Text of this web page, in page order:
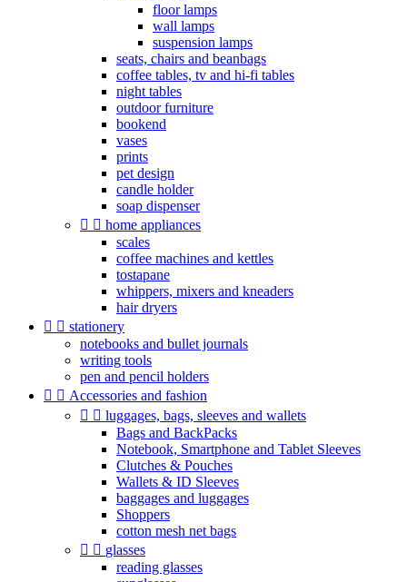
floor lamps
wall lamps
suspension lamps
seats, chairs and beanbags
coffee tables, tv and hi-fi tables
night tables
outdoor furniture
bookend
vases
prints
pet design
candle holder
soap dispenser
  home appliances
scales
coffee machines and kettles
tostapane
whippers, mixers and kneaders
hair dryers
  stationery
notebooks and bullet journals
writing tools
pen and pencil holders
  Accessories and fashion
  luggages, bags, sleeves and wallets
Bags and BackPacks
Notebook, Smartphone and Tablet Sleeves
Clutches & Pouches
Wallets & ID Sleeves
baggages and luggages
Shoppers
cotton mesh net bags
  glasses
reading glasses